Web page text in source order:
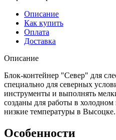
Описание
Как купить
Оплата
Доставка
Описание
Блок-контейнер "Север" для
специально для северных
инструменты и выполнять
созданы для работы в
низкие температуры в Высоцке.
Особенности